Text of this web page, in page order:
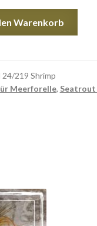
Warenkorb
24/219 Shrimp
Meerforelle,